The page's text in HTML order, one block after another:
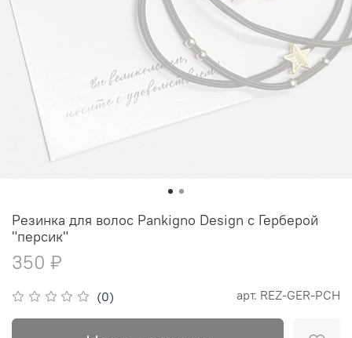
(0) арт. REZ-GER-PCH
Резинка для волос Pankigno Design с Герберой
"персик"
350 ₽